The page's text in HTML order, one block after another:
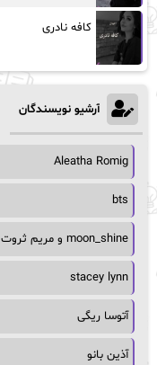
کافه نادری
آرشیو نویسندگان
Aleatha Romig
bts
moon_shine و مریم ثروت
stacey lynn
آتوسا ریگی
آذین بانو